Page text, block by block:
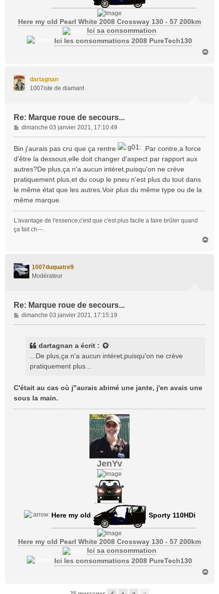
Here my old Pearl White 2008 Crossway 130 - 57 200km
Ici sa consommation
Ici les consommations 2008 PureTech130
dartagnan
1007iste de diamant
Re: Marque roue de secours...
M
e
s
a
g
e
dimanche 03 janvier 2021, 17:10:49
Bin j'aurais pas cru que ça rentre
.Par contre,a force
d'être la dessous,elle doit changer d'aspect par rapport aux
autres?De plus,ça n'a aucun intéret,puisqu'on ne crève
pratiquement plus,et du coup le pneu n'est plus du tout dans
le même état que les autres.Voir plus du même type ou de la
même marque.
L'avantage de l'essence,c'est que c'est plus facile a faire brûler quand
ça fait ch---.
1007duquatre9
Modérateur
Re: Marque roue de secours...
M
e
dimanche 03 janvier 2021, 17:15:19
dartagnan a écrit :
...De plus,ça n'a aucun intéret,puisqu'on ne crève
pratiquement plus...
C'était au cas où j"aurais abimé une jante, j'en avais une
sous la main.
JenYv
Here my old Sporty 110HDi
Here my old Pearl White 2008 Crossway 130 - 57 200km
Ici sa consommation
Ici les consommations 2008 PureTech130